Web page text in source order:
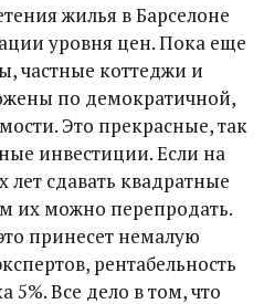
жилья в Барселоне
уровня цен. Пока еще
частные коттеджи и
по демократичной,
Это прекрасные, так
инвестиции. Если на
сдавать квадратные
их можно перепродать.
принесет немалую
рентабельность
5%. Все дело в том, что